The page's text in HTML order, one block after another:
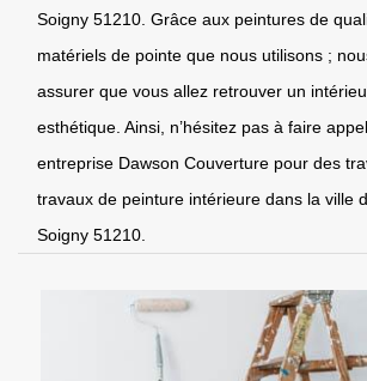
Soigny 51210. Grâce aux peintures de
matériels de pointe que nous utilisons ;
assurer que vous allez retrouver un
esthétique. Ainsi, n’hésitez pas à faire
entreprise Dawson Couverture pour des
travaux de peinture intérieure dans la ville
Soigny 51210.